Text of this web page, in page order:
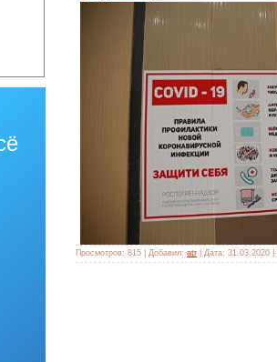
Просмотров: 815 Добавил: atr Дата: 31.03.2020